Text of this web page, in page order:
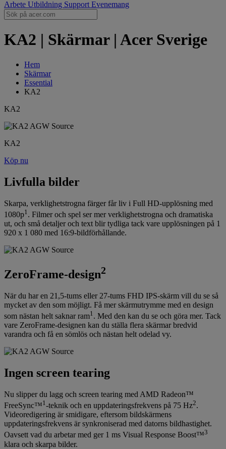
Arbete Utbildning Support Evenemang
KA2 | Skärmar | Acer Sverige
Hem
Skärmar
Essential
KA2
KA2
KA2
Köp nu
Livfulla bilder
Skarpa, verklighetstrogna färger får liv i Full HD-upplösning med
1080p1 . Filmer och spel ser mer verklighetstrogna och dramatiska
ut, och små detaljer och text blir tydliga tack vare upplösningen på 1
920 x 1 080 med 16:9-bildförhållande.
ZeroFrame-design2
När du har en 21,5-tums eller 27-tums FHD IPS-skärm vill du se så
mycket av den som möjligt. Få mer skärmutrymme med en design
som nästan helt saknar ram1 . Med den kan du se och göra mer. Tack
vare ZeroFrame-designen kan du ställa flera skärmar bredvid
varandra och få en sömlös och nästan helt odelad vy.
Ingen screen tearing
Nu slipper du lagg och screen tearing med AMD Radeon™
FreeSync™1 -teknik och en uppdateringsfrekvens på 75 Hz2.
Videoredigering är smidigare, eftersom bildskärmens
uppdateringsfrekvens är synkroniserad med datorns bildhastighet.
Oavsett vad du arbetar med ger 1 ms Visual Response Boost™3
klara och skarpa bilder.